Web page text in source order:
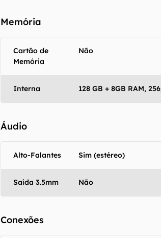
Memória
Cartão de
Memória
Não
Interna 128 GB + 8GB RAM,
Áudio
Alto-Falantes Sim (estéreo)
Saída 3.5mm Não
Conexões